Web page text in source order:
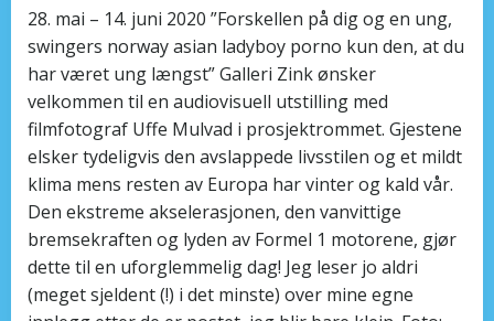
28. mai – 14. juni 2020 ​”Forskellen på dig og en ung,
swingers norway asian ladyboy porno kun den, at du
har været ung længst” ​Galleri Zink ønsker
velkommen til en audiovisuell utstilling med
filmfotograf Uffe Mulvad i prosjektrommet. Gjestene
elsker tydeligvis den avslappede livsstilen og et mildt
klima mens resten av Europa har vinter og kald vår.
Den ekstreme akselerasjonen, den vanvittige
bremsekraften og lyden av Formel 1 motorene, gjør
dette til en uforglemmelig dag! Jeg leser jo aldri
(meget sjeldent (!) i det minste) over mine egne